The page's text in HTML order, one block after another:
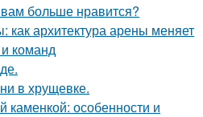
больше нравится?
как архитектура арены меняет
команд
в хрущевке.
каменкой: особенности и